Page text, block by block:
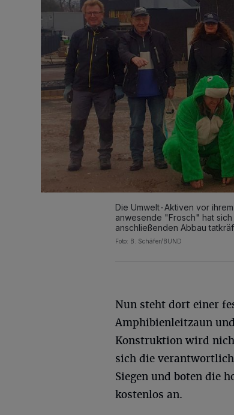
Die Umwelt-Aktiven vor
anwesende "Frosch" hat
anschließenden Abbau
Foto: B. Schäfer/BUND
Nun steht dort einer
Amphibienleitzaun
Konstruktion wird
sich die
Siegen und boten die
kostenlos an.